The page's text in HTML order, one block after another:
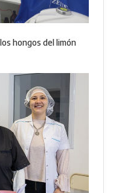
hongos del limón